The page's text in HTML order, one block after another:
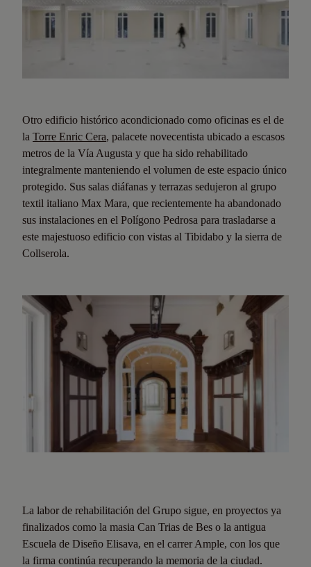
Otro edificio histórico acondicionado como oficinas es el de
la Torre Enric Cera, palacete novecentista ubicado a escasos
metros de la Vía Augusta y que ha sido rehabilitado
integralmente manteniendo el volumen de este espacio único
protegido. Sus salas diáfanas y terrazas sedujeron al grupo
textil italiano Max Mara, que recientemente ha abandonado
sus instalaciones en el Polígono Pedrosa para trasladarse a
este majestuoso edificio con vistas al Tibidabo y la sierra de
Collserola.
La labor de rehabilitación del Grupo sigue, en proyectos ya
finalizados como la masia Can Trias de Bes o la antigua
Escuela de Diseño Elisava, en el carrer Ample, con los que
la firma continúa recuperando la memoria de la ciudad.